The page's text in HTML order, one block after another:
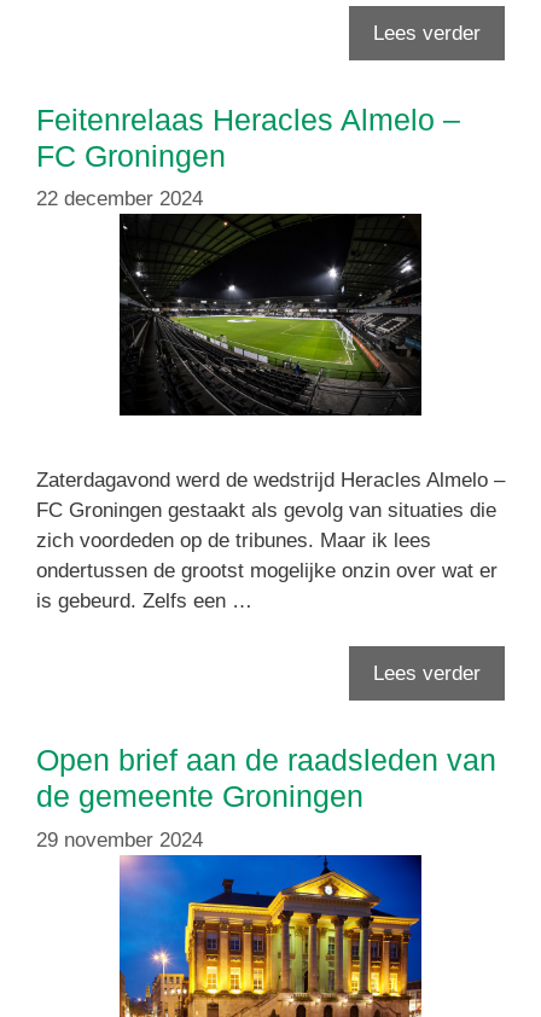
Lees verder
Feitenrelaas Heracles Almelo –
FC Groningen
22 december 2024
Zaterdagavond werd de wedstrijd Heracles Almelo –
FC Groningen gestaakt als gevolg van situaties die
zich voordeden op de tribunes. Maar ik lees
ondertussen de grootst mogelijke onzin over wat er
is gebeurd. Zelfs een …
Lees verder
Open brief aan de raadsleden van
de gemeente Groningen
29 november 2024